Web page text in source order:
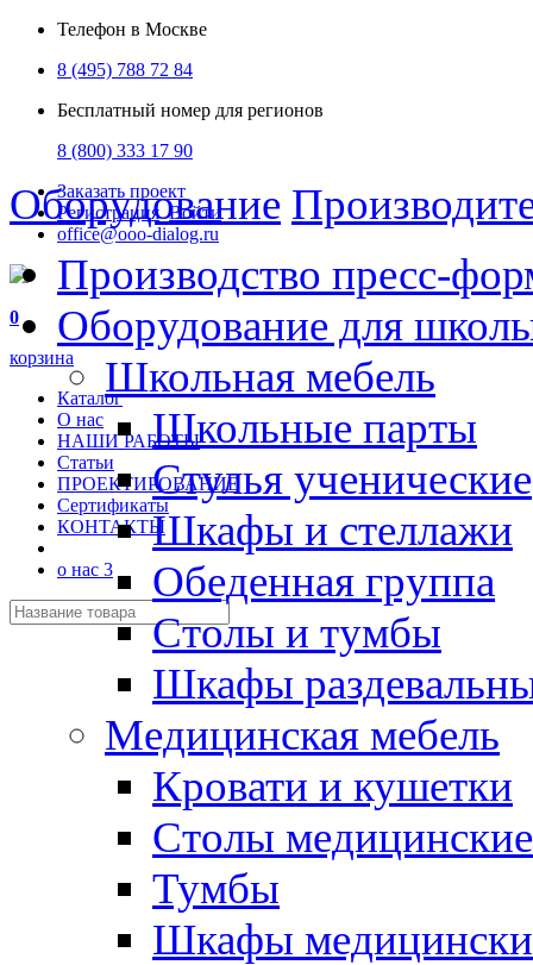
Телефон в Москве
8 (495) 788 72 84
Бесплатный номер для регионов
8 (800) 333 17 90
Заказать проект
Регистрация Войти
office@ooo-dialog.ru
0
корзина
Каталог
О нас
НАШИ РАБОТЫ
Статьи
ПРОЕКТИРОВАНИЕ
Сертификаты
КОНТАКТЫ
о нас 3
Оборудование
Производство пресс-
Оборудование для
Школьная мебель
Школьные парты
Стулья ученические
Шкафы и стеллажи
Обеденная группа
Столы и тумбы
Шкафы
Медицинская мебель
Кровати и кушетки
Столы медицинские
Тумбы
Шкафы